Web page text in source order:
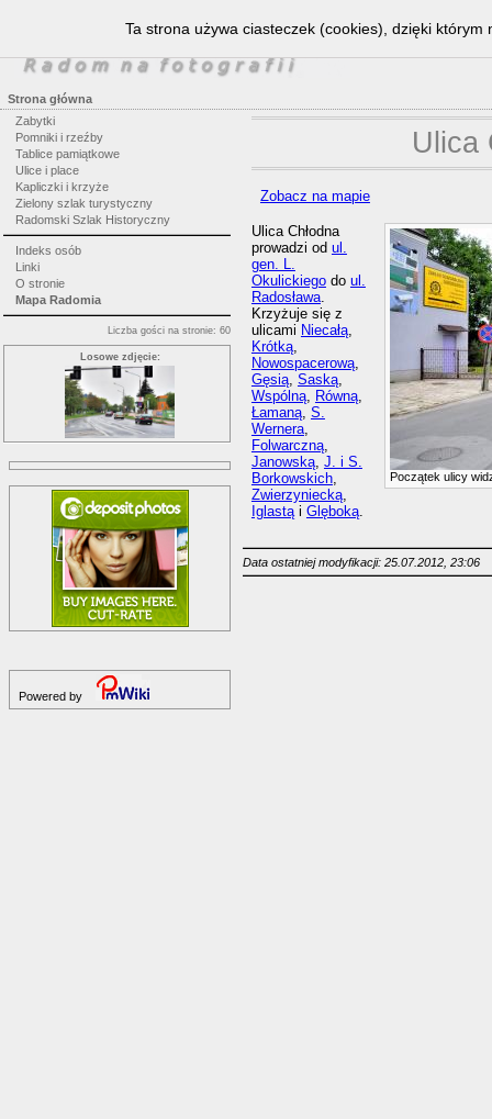
Strona główna
Zabytki
Pomniki i rzeźby
Tablice pamiątkowe
Ulice i place
Kapliczki i krzyże
Zielony szlak turystyczny
Radomski Szlak Historyczny
Indeks osób
Linki
O stronie
Mapa Radomia
Liczba gości na stronie: 60
Losowe zdjęcie:
Powered by
Ulica
Zobacz na mapie
Początek ulicy
Ulica Chłodna
prowadzi od ul.
gen. L.
Okulickiegodo ul.
Radosława.
Krzyżuje się z
ulicami Niecałą,
Krótką,
Nowospacerową,
Gęsią, Saską,
Wspólną, Równą,
Łamaną, S.
Wernera,
Folwarczną,
Janowską, J. i S.
Borkowskich,
Zwierzyniecką,
Iglastąi Glęboką.
Data ostatniej modyfikacji: 25.07.2012, 23:06
Ta strona używa ciasteczek (cookies), dzięki którym